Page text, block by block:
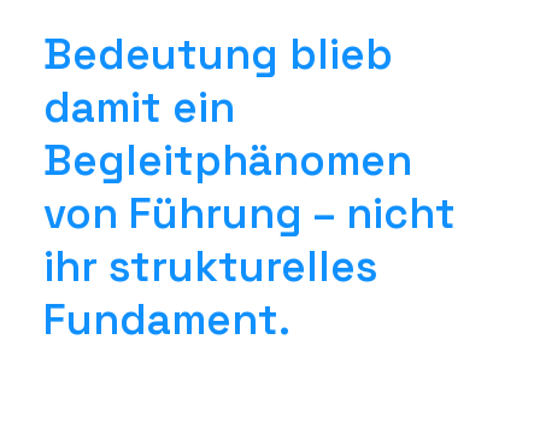
Bedeutung blieb
damit ein
Begleitphänomen
von Führung – nicht
ihr strukturelles
Fundament.